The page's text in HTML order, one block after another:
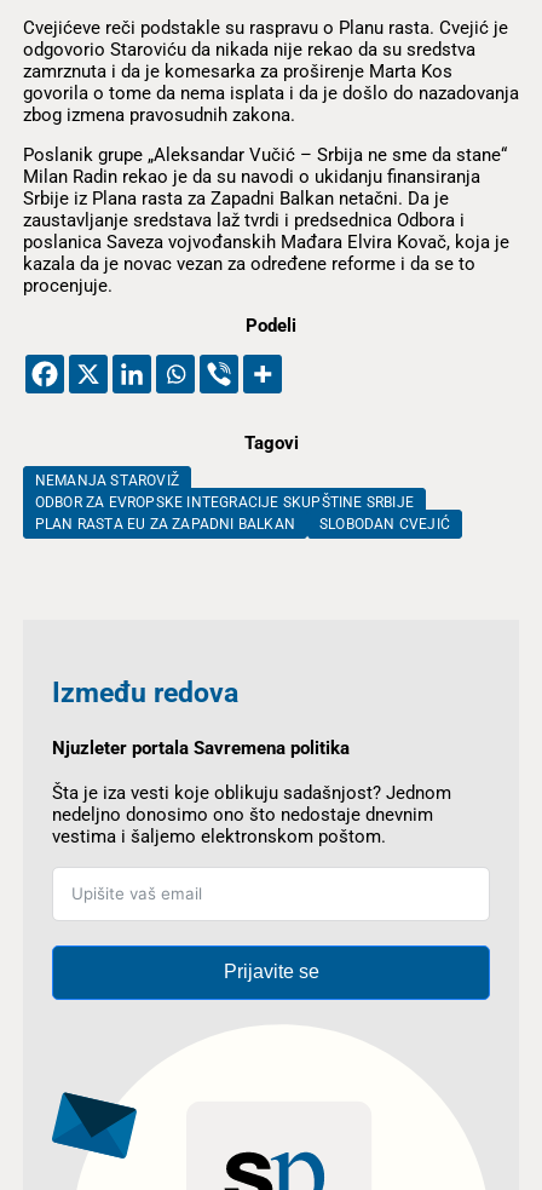
Cvejićeve reči podstakle su raspravu o Planu rasta. Cvejić je
odgovorio Staroviću da nikada nije rekao da su sredstva
zamrznuta i da je komesarka za proširenje Marta Kos
govorila o tome da nema isplata i da je došlo do nazadovanja
zbog izmena pravosudnih zakona.
Poslanik grupe „Aleksandar Vučić – Srbija ne sme da stane“
Milan Radin rekao je da su navodi o ukidanju finansiranja
Srbije iz Plana rasta za Zapadni Balkan netačni. Da je
zaustavljanje sredstava laž tvrdi i predsednica Odbora i
poslanica Saveza vojvođanskih Mađara Elvira Kovač, koja je
kazala da je novac vezan za određene reforme i da se to
procenjuje.
Podeli
Tagovi
NEMANJA STAROVIŽ
ODBOR ZA EVROPSKE INTEGRACIJE SKUPŠTINE SRBIJE
PLAN RASTA EU ZA ZAPADNI BALKAN
SLOBODAN CVEJIĆ
Između redova
Njuzleter portala Savremena politika
Šta je iza vesti koje oblikuju sadašnjost? Jednom
nedeljno donosimo ono što nedostaje dnevnim
vestima i šaljemo elektronskom poštom.
Prijavite se